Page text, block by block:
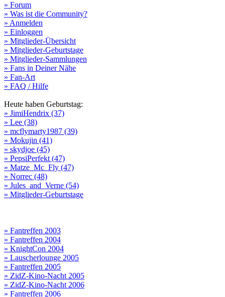
» Forum
» Was ist die Community?
» Anmelden
» Einloggen
» Mitglieder-Übersicht
» Mitglieder-Geburtstage
» Mitglieder-Sammlungen
» Fans in Deiner Nähe
» Fan-Art
» FAQ / Hilfe
Heute haben Geburtstag:
» JimiHendrix (37)
» Lee (38)
» mcflymarty1987 (39)
» Mokujin (41)
» skydjoe (45)
» PepsiPerfekt (47)
» Matze_Mc_Fly (47)
» Norrec (48)
» Jules_and_Verne (54)
» Mitglieder-Geburtstage
» Fantreffen 2003
» Fantreffen 2004
» KnightCon 2004
» Lauscherlounge 2005
» Fantreffen 2005
» ZidZ-Kino-Nacht 2005
» ZidZ-Kino-Nacht 2006
» Fantreffen 2006